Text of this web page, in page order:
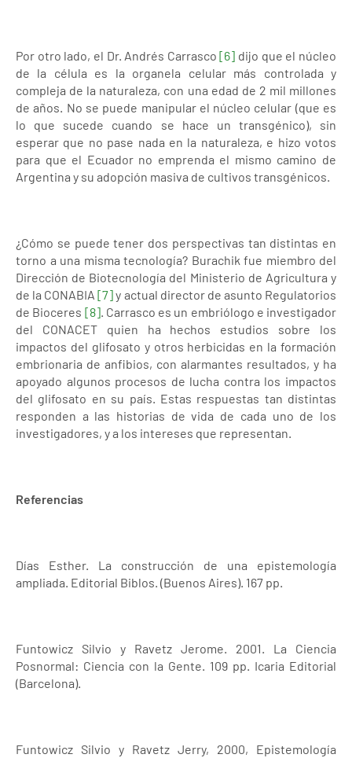
Por otro lado, el Dr. Andrés Carrasco[6] dijo que el núcleo
de la célula es la organela celular más controlada y
compleja de la naturaleza, con una edad de 2 mil millones
de años. No se puede manipular el núcleo celular (que es
lo que sucede cuando se hace un transgénico), sin
esperar que no pase nada en la naturaleza, e hizo votos
para que el Ecuador no emprenda el mismo camino de
Argentina y su adopción masiva de cultivos transgénicos.
¿Cómo se puede tener dos perspectivas tan distintas en
torno a una misma tecnología? Burachik fue miembro del
Dirección de Biotecnología del Ministerio de Agricultura y
de la CONABIA[7]y actual director de asunto Regulatorios
de Bioceres [8]. Carrasco es un embriólogo e investigador
del CONACET quien ha hechos estudios sobre los
impactos del glifosato y otros herbicidas en la formación
embrionaria de anfibios, con alarmantes resultados, y ha
apoyado algunos procesos de lucha contra los impactos
del glifosato en su país. Estas respuestas tan distintas
responden a las historias de vida de cada uno de los
investigadores, y a los intereses que representan.
Referencias
Días Esther. La construcción de una epistemología
ampliada. Editorial Biblos. (Buenos Aires). 167 pp.
Funtowicz Silvio y Ravetz Jerome. 2001. La Ciencia
Posnormal: Ciencia con la Gente. 109 pp. Icaria Editorial
(Barcelona).
Funtowicz Silvio y Ravetz Jerry, 2000, Epistemología